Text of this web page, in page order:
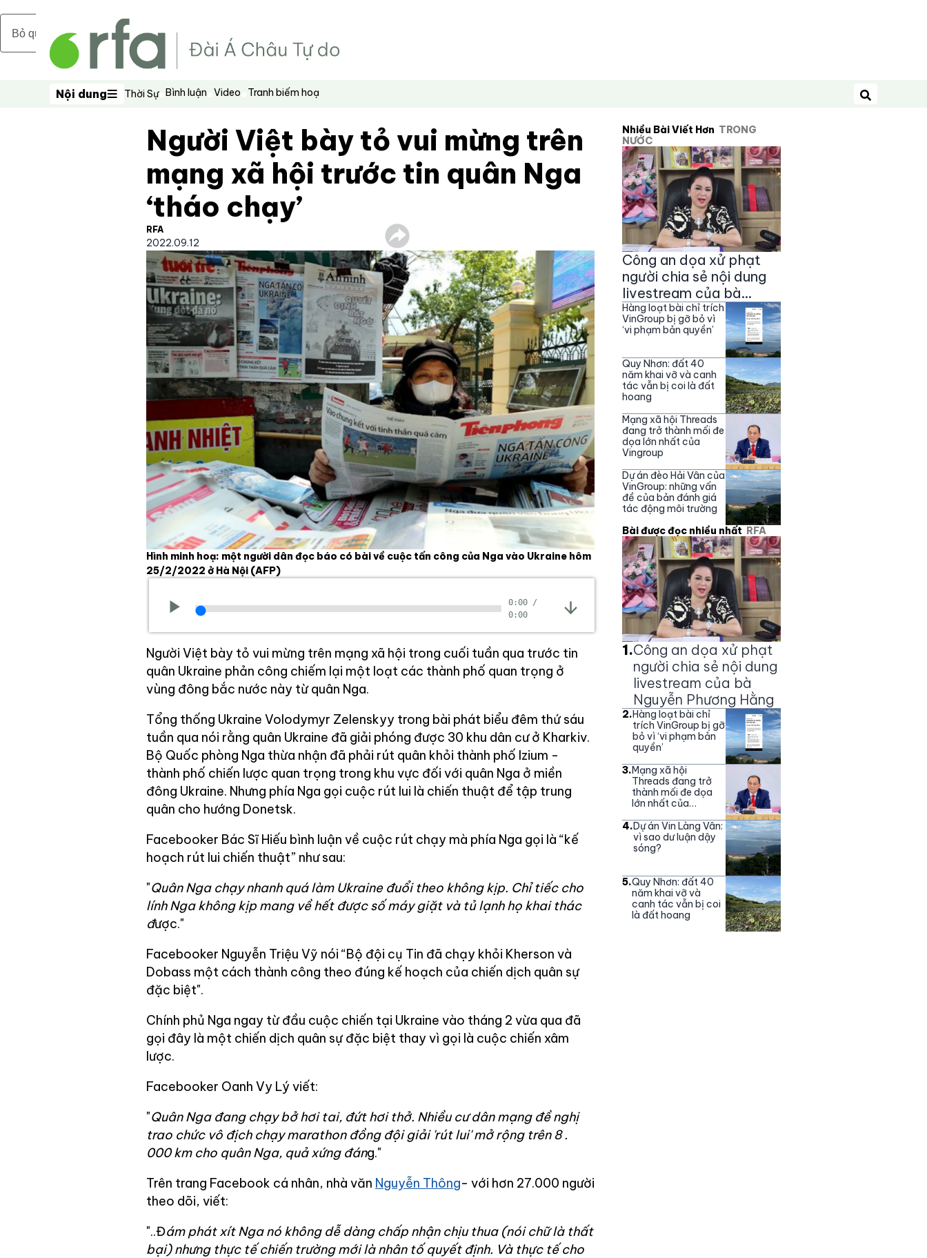
Bỏ qua nội dung chính
Nội dung
Nội dung Thời Sự Bình luận Video Tranh biếm hoạ
Tìm kiếm
Người Việt bày tỏ vui mừng trên
mạng xã hội trước tin quân Nga
‘tháo chạy’
RFA
2022.09.12
Hình minh hoạ: một người dân đọc báo có bài về cuộc tấn công của Nga vào Ukraine hôm
25/2/2022 ở Hà Nội (AFP)
0:00 /
0:00
Người Việt bày tỏ vui mừng trên mạng xã hội trong cuối tuần qua trước tin
quân Ukraine phản công chiếm lại một loạt các thành phố quan trọng ở
vùng đông bắc nước này từ quân Nga.
Tổng thống Ukraine Volodymyr Zelenskyy trong bài phát biểu đêm thứ sáu
tuần qua nói rằng quân Ukraine đã giải phóng được 30 khu dân cư ở Kharkiv.
Bộ Quốc phòng Nga thừa nhận đã phải rút quân khỏi thành phố Izium -
thành phố chiến lược quan trọng trong khu vực đối với quân Nga ở miền
đông Ukraine. Nhưng phía Nga gọi cuộc rút lui là chiến thuật để tập trung
quân cho hướng Donetsk.
Facebooker Bác Sĩ Hiếu bình luận về cuộc rút chạy mà phía Nga gọi là “kế
hoạch rút lui chiến thuật” như sau:
"Quân Nga chạy nhanh quá làm Ukraine đuổi theo không kịp. Chỉ tiếc cho
lính Nga không kịp mang về hết được số máy giặt và tủ lạnh họ khai thác
được."
Facebooker Nguyễn Triệu Vỹ nói “Bộ đội cụ Tin đã chạy khỏi Kherson và
Dobass một cách thành công theo đúng kế hoạch của chiến dịch quân sự
đặc biệt".
Chính phủ Nga ngay từ đầu cuộc chiến tại Ukraine vào tháng 2 vừa qua đã
gọi đây là một chiến dịch quân sự đặc biệt thay vì gọi là cuộc chiến xâm
lược.
Facebooker Oanh Vy Lý viết:
"Quân Nga đang chạy bở hơi tai, đứt hơi thở. Nhiều cư dân mạng đề nghị
trao chức vô địch chạy marathon đồng đội giải 'rút lui' mở rộng trên 8 .
000 km cho quân Nga, quả xứng đáng."
Trên trang Facebook cá nhân, nhà văn Nguyễn Thông- với hơn 27.000 người
theo dõi, viết:
"..Đám phát xít Nga nó không dễ dàng chấp nhận chịu thua (nói chữ là thất
bại) nhưng thực tế chiến trường mới là nhân tố quyết định. Và thực tế cho
Nhiều Bài Viết Hơn TRONG
NƯỚC
Công an dọa xử phạt
người chia sẻ nội dung
livestream của bà
Nguyễn Phương Hằng
Hàng loạt bài chỉ trích
VinGroup bị gỡ bỏ vì
‘vi phạm bản quyền’
Quy Nhơn: đất 40
năm khai vỡ và canh
tác vẫn bị coi là đất
hoang
Mạng xã hội Threads
đang trở thành mối đe
dọa lớn nhất của
Vingroup
Dự án đèo Hải Vân của
VinGroup: những vấn
đề của bản đánh giá
tác động môi trường
Bài được đọc nhiều nhất RFA
1.Công an dọa xử phạt
người chia sẻ nội dung
livestream của bà
Nguyễn Phương Hằng
2.Hàng loạt bài chỉ
trích VinGroup bị gỡ
bỏ vì ‘vi phạm bản
quyền’
3.Mạng xã hội
Threads đang trở
thành mối đe dọa
lớn nhất của
4.Dự án Vin Làng Vân:
vì sao dư luận dậy
sóng?
5.Quy Nhơn: đất 40
năm khai vỡ và
canh tác vẫn bị coi
là đất hoang